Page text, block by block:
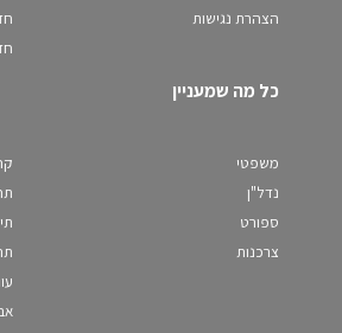
הצהרת נגישות
כל מה שמעניין
משפטי
נדל"ן
ספורט
צרכנות